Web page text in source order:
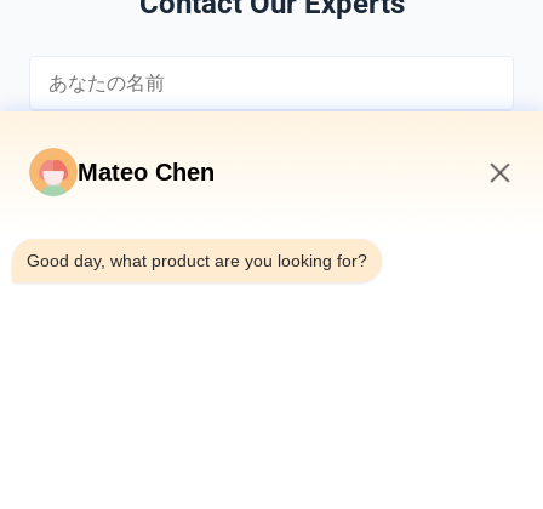
*
Mateo Chen
Good day, what product are you looking for?